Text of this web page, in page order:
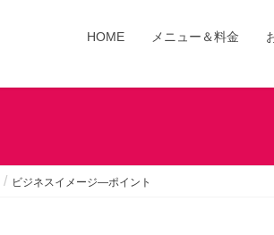
HOME メニュー＆料金
ビジネスイメージ―ポイント